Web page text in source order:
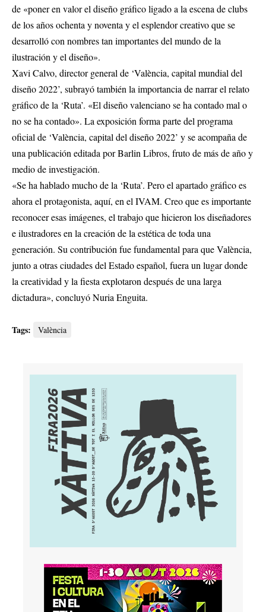
de «poner en valor el diseño gráfico ligado a la escena de clubs
de los años ochenta y noventa y el esplendor creativo que se
desarrolló con nombres tan importantes del mundo de la
ilustración y el diseño».
Xavi Calvo, director general de ‘València, capital mundial del
diseño 2022’, subrayó también la importancia de narrar el relato
gráfico de la ‘Ruta’. «El diseño valenciano se ha contado mal o
no se ha contado». La exposición forma parte del programa
oficial de ‘València, capital del diseño 2022’ y se acompaña de
una publicación editada por Barlin Libros, fruto de más de año y
medio de investigación.
«Se ha hablado mucho de la ‘Ruta’. Pero el apartado gráfico es
ahora el protagonista, aquí, en el IVAM. Creo que es importante
reconocer esas imágenes, el trabajo que hicieron los diseñadores
e ilustradores en la creación de la estética de toda una
generación. Su contribución fue fundamental para que València,
junto a otras ciudades del Estado español, fuera un lugar donde
la creatividad y la fiesta explotaron después de una larga
dictadura», concluyó Nuria Enguita.
Tags: València